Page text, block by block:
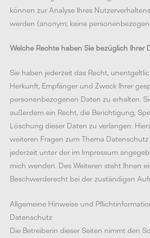
können zur Analyse Ihres
werden (anonym; keine
Welche Rechte haben Sie bezüglich Ihrer
Sie haben jederzeit das Recht,
Herkunft, Empfänger und Zweck Ihrer
personenbezogenen Daten zu erhalten.
außerdem ein Recht, die Berichtigung,
Löschung dieser Daten zu verlangen.
weiteren Fragen zum Thema
jederzeit unter der im Impressum
mich wenden. Des Weiteren steht Ihnen
Beschwerderecht bei der zuständigen
Allgemeine Hinweise und
Datenschutz
Die Betreiberin dieser Seiten nimmt den